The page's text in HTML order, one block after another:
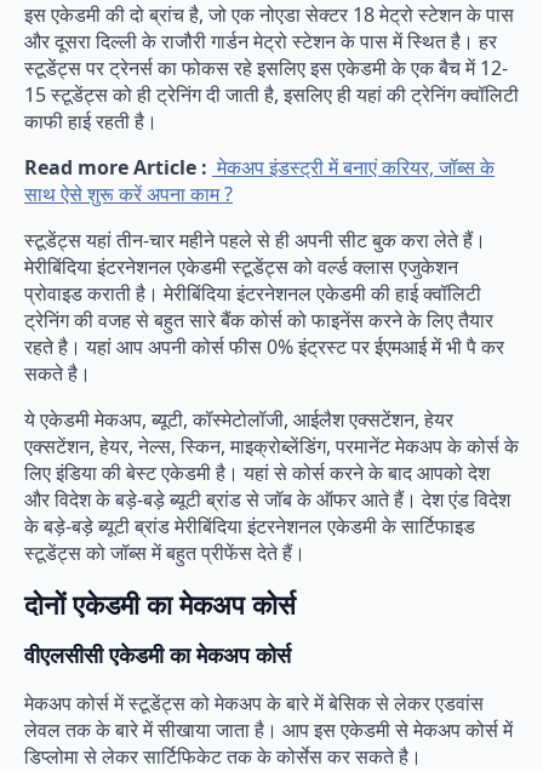
इस एकेडमी की दो ब्रांच है, जो एक नोएडा सेक्टर 18 मेट्रो स्टेशन के पास
और दूसरा दिल्ली के राजौरी गार्डन मेट्रो स्टेशन के पास में स्थित है। हर
स्टूडेंट्स पर ट्रेनर्स का फोकस रहे इसलिए इस एकेडमी के एक बैच में 12-
15 स्टूडेंट्स को ही ट्रेनिंग दी जाती है, इसलिए ही यहां की ट्रेनिंग क्वॉलिटी
काफी हाई रहती है।
Read more Article : मेकअप इंडस्ट्री में बनाएं करियर, जॉब्स के
साथ ऐसे शुरू करें अपना काम ?
स्टूडेंट्स यहां तीन-चार महीने पहले से ही अपनी सीट बुक करा लेते हैं।
मेरीबिंदिया इंटरनेशनल एकेडमी स्टूडेंट्स को वर्ल्ड क्लास एजुकेशन
प्रोवाइड कराती है। मेरीबिंदिया इंटरनेशनल एकेडमी की हाई क्वॉलिटी
ट्रेनिंग की वजह से बहुत सारे बैंक कोर्स को फाइनेंस करने के लिए तैयार
रहते है। यहां आप अपनी कोर्स फीस 0% इंट्रस्ट पर ईएमआई में भी पै कर
सकते है।
ये एकेडमी मेकअप, ब्यूटी, कॉस्मेटोलॉजी, आईलैश एक्सटेंशन, हेयर
एक्सटेंशन, हेयर, नेल्स, स्किन, माइक्रोब्लेंडिंग, परमानेंट मेकअप के कोर्स के
लिए इंडिया की बेस्ट एकेडमी है। यहां से कोर्स करने के बाद आपको देश
और विदेश के बड़े-बड़े ब्यूटी ब्रांड से जॉब के ऑफर आते हैं। देश एंड विदेश
के बड़े-बड़े ब्यूटी ब्रांड मेरीबिंदिया इंटरनेशनल एकेडमी के सार्टिफाइड
स्टूडेंट्स को जॉब्स में बहुत प्रीफेंस देते हैं।
दोनों एकेडमी का मेकअप कोर्स
वीएलसीसी एकेडमी का मेकअप कोर्स
मेकअप कोर्स में स्टूडेंट्स को मेकअप के बारे में बेसिक से लेकर एडवांस
लेवल तक के बारे में सीखाया जाता है। आप इस एकेडमी से मेकअप कोर्स में
डिप्लोमा से लेकर सार्टिफिकेट तक के कोर्सेस कर सकते है।